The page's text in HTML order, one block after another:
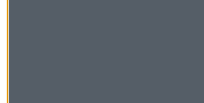
επέκταση
φέτος -
μεταθέτει